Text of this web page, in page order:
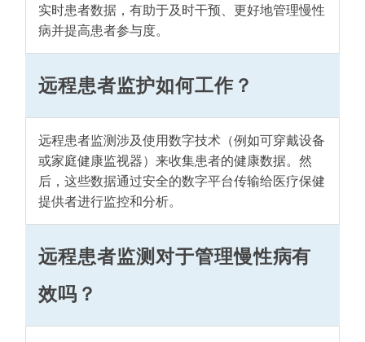
实时患者数据，有助于及时干预、更好地管理慢性
病并提高患者参与度。
远程患者监护如何工作？
远程患者监测涉及使用数字技术（例如可穿戴设备
或家庭健康监视器）来收集患者的健康数据。然
后，这些数据通过安全的数字平台传输给医疗保健
提供者进行监控和分析。
远程患者监测对于管理慢性病有
效吗？